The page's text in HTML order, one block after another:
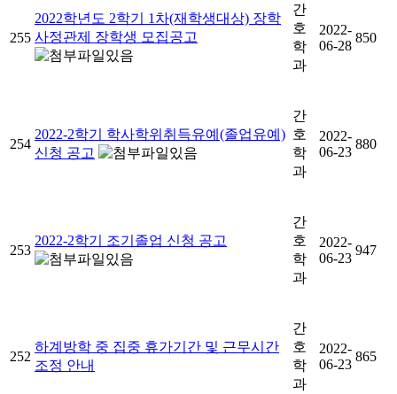
255
2022학년도 2학기 1차(재학생대상) 장학
사정관제 장학생 모집공고
간
호
학
과
2022-
06-28
850
254
2022-2학기 학사학위취득유예(졸업유예)
신청 공고
간
호
학
과
2022-
06-23
880
253
2022-2학기 조기졸업 신청 공고
간
호
학
과
2022-
06-23
947
252
하계방학 중 집중 휴가기간 및 근무시간
조정 안내
간
호
학
과
2022-
06-23
865